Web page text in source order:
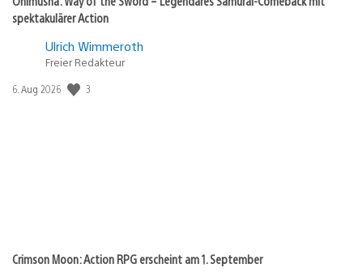
spektakulärer Action
Ulrich Wimmeroth
Freier Redakteur
Veröffentlichungsdatum:
6. Aug 2026 3
Crimson Moon: Action RPG erscheint am 1. September